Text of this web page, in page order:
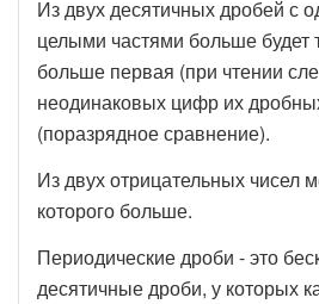
Из двух десятичных дробей с
целыми частями больше будет
больше первая (при чтении
неодинаковых цифр их
(поразрядное сравнение).
Из двух отрицательных чисел
которого больше.
Периодические дроби - это
десятичные дроби, у которых